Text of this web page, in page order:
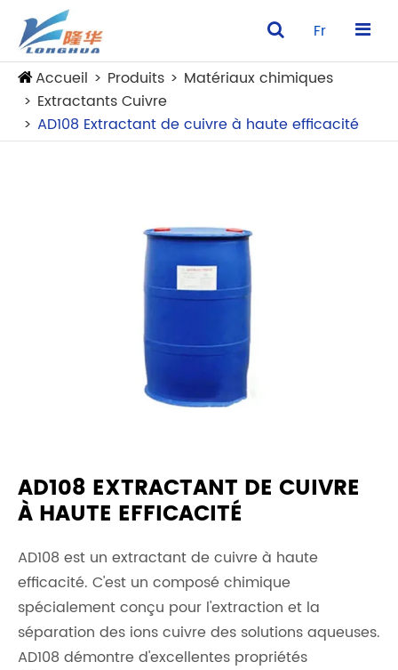
Fr
Accueil Produits
Matériaux chimiques
Extractants Cuivre
AD108 Extractant de cuivre à haute efficacité
AD108 EXTRACTANT DE CUIVRE
À HAUTE EFFICACITÉ
AD108 est un extractant de cuivre à haute
efficacité. C'est un composé chimique
spécialement conçu pour l'extraction et la
séparation des ions cuivre des solutions aqueuses.
AD108 démontre d'excellentes propriétés